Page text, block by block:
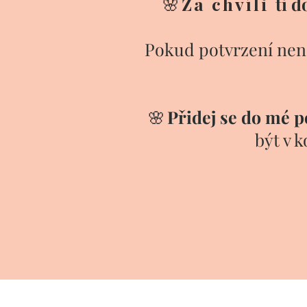
Pokud potvrzení
🌸 Přidej se do mé
být v